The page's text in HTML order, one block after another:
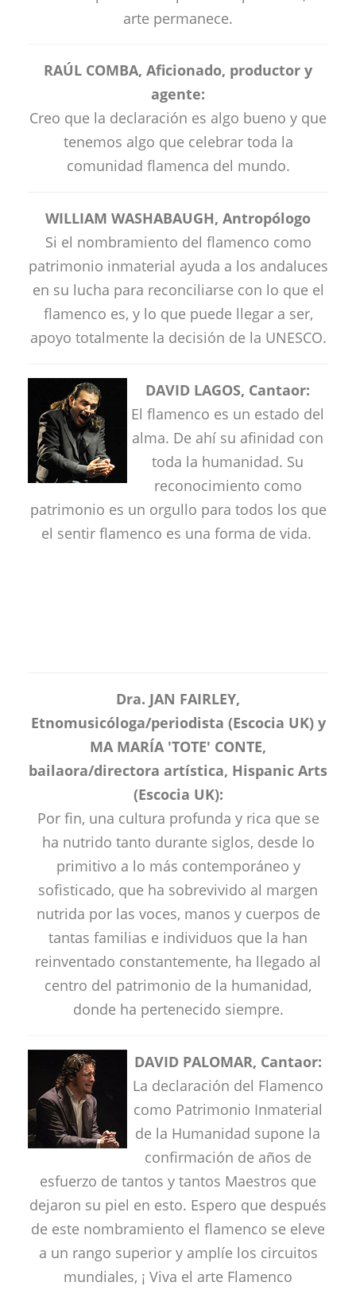
arte permanece.
RAÚL COMBA, Aficionado, productor y
agente:
Creo que la declaración es algo bueno y que
tenemos algo que celebrar toda la
comunidad flamenca del mundo.
WILLIAM WASHABAUGH, Antropólogo
Si el nombramiento del flamenco como
patrimonio inmaterial ayuda a los andaluces
en su lucha para reconciliarse con lo que el
flamenco es, y lo que puede llegar a ser,
apoyo totalmente la decisión de la UNESCO.
DAVID LAGOS, Cantaor:
El flamenco es un estado del
alma. De ahí su afinidad con
toda la humanidad. Su
reconocimiento como
patrimonio es un orgullo para todos los que
el sentir flamenco es una forma de vida.
Dra. JAN FAIRLEY,
Etnomusicóloga/periodista (Escocia UK) y
MA MARÍA 'TOTE' CONTE,
bailaora/directora artística, Hispanic Arts
(Escocia UK):
Por fin, una cultura profunda y rica que se
ha nutrido tanto durante siglos, desde lo
primitivo a lo más contemporáneo y
sofisticado, que ha sobrevivido al margen
nutrida por las voces, manos y cuerpos de
tantas familias e individuos que la han
reinventado constantemente, ha llegado al
centro del patrimonio de la humanidad,
donde ha pertenecido siempre.
DAVID PALOMAR, Cantaor:
La declaración del Flamenco
como Patrimonio Inmaterial
de la Humanidad supone la
confirmación de años de
esfuerzo de tantos y tantos Maestros que
dejaron su piel en esto. Espero que después
de este nombramiento el flamenco se eleve
a un rango superior y amplíe los circuitos
mundiales, ¡ Viva el arte Flamenco